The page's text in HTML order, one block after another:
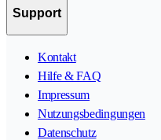
Support
Kontakt
Hilfe & FAQ
Impressum
Nutzungsbedingungen
Datenschutz